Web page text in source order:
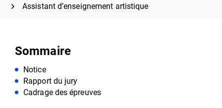
Assistant d’enseignement artistique
Sommaire
Notice
Rapport du jury
Cadrage des épreuves